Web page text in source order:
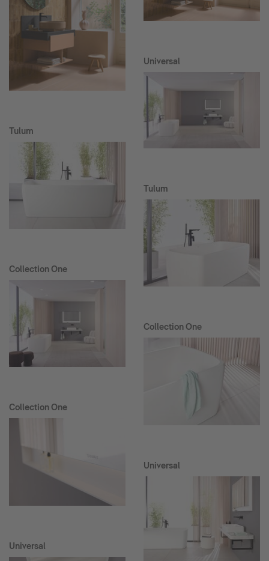
Tulum
Collection One
Collection One
Universal
Universal
Tulum
Collection One
Universal